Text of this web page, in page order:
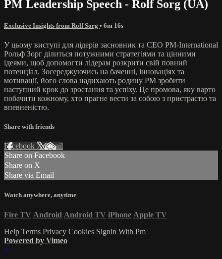
PM Leadership Speech - Rolf Sorg (UA)
Exclusive Insights from Rolf Sorg • 6m 16s
У цьому виступі для лідерів засновник та CEO PM-International
Рольф Зорг ділиться потужними стратегіями та цінними
ідеями, щоб допомогти лідерам розкрити свій повний
потенціал. Зосереджуючись на баченні, інноваціях та
мотивації, його слова надихають родину PM зробити
наступний крок до зростання та успіху. Це промова, яку варто
побачити кожному, хто прагне вести за собою з пристрастю та
впевненістю.
Share with friends
Facebook XEmail
Share on Facebook
Share on X
Share via Email
Watch anywhere, anytime
Fire TV Android Android TV iPhone Apple TV
Help Terms Privacy Cookies Signin With Pm
Powered by Vimeo
×